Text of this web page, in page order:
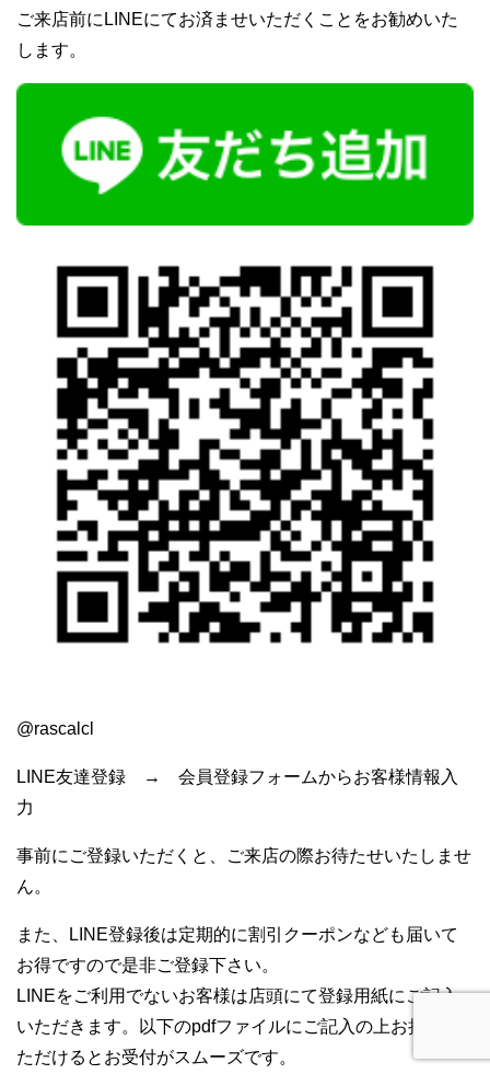
ご来店前にLINEにてお済ませいただくことをお勧めいた
します。
@rascalcl
LINE友達登録 → 会員登録フォームからお客様情報入
力
事前にご登録いただくと、ご来店の際お待たせいたしませ
ん。
また、LINE登録後は定期的に割引クーポンなども届いて
お得ですので是非ご登録下さい。
LINEをご利用でないお客様は店頭にて登録用紙にご記入
いただきます。以下のpdfファイルにご記入の上お持ちい
ただけるとお受付がスムーズです。